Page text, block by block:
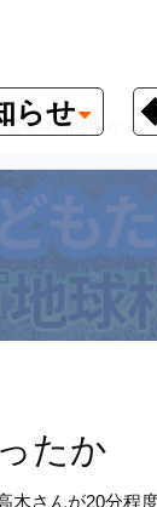
らせ
の1週間何があ
たか
木さんが20分程